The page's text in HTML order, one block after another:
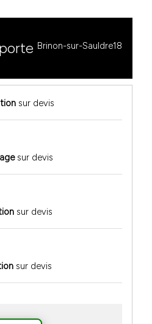
Brinon-sur-Sauldre18
sur devis
sur devis
sur devis
sur devis